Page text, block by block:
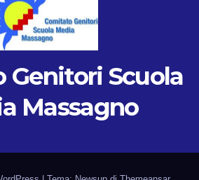
Genitori Scuola
Massagno